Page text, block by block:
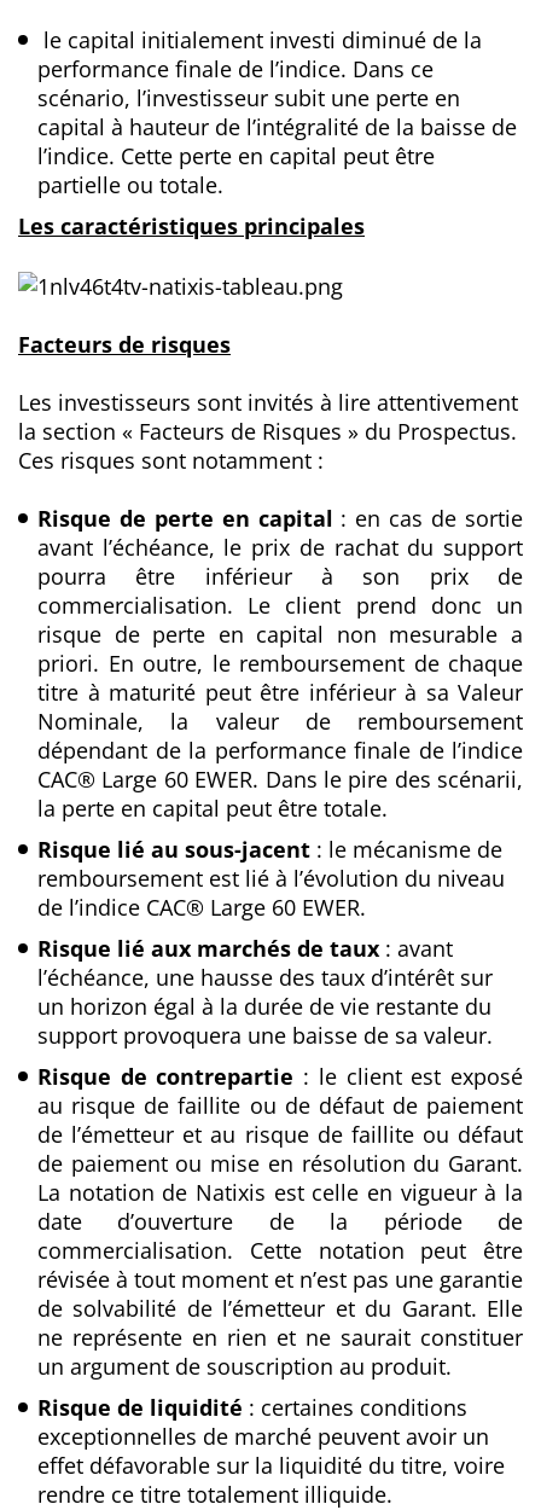
le capital initialement investi diminué de la
performance finale de l’indice. Dans ce
scénario, l’investisseur subit une perte en
capital à hauteur de l’intégralité de la baisse de
l’indice. Cette perte en capital peut être
partielle ou totale.
Les caractéristiques principales
Facteurs de risques
Les investisseurs sont invités à lire attentivement
la section « Facteurs de Risques » du Prospectus.
Ces risques sont notamment :
Risque de perte en capital : en cas de sortie
avant l’échéance, le prix de rachat du support
pourra être inférieur à son prix de
commercialisation. Le client prend donc un
risque de perte en capital non mesurable a
priori. En outre, le remboursement de chaque
titre à maturité peut être inférieur à sa Valeur
Nominale, la valeur de remboursement
dépendant de la performance finale de l’indice
CAC® Large 60 EWER. Dans le pire des scénarii,
la perte en capital peut être totale.
Risque lié au sous-jacent : le mécanisme de
remboursement est lié à l’évolution du niveau
de l’indice CAC® Large 60 EWER.
Risque lié aux marchés de taux : avant
l’échéance, une hausse des taux d’intérêt sur
un horizon égal à la durée de vie restante du
support provoquera une baisse de sa valeur.
Risque de contrepartie : le client est exposé
au risque de faillite ou de défaut de paiement
de l’émetteur et au risque de faillite ou défaut
de paiement ou mise en résolution du Garant.
La notation de Natixis est celle en vigueur à la
date d’ouverture de la période de
commercialisation. Cette notation peut être
révisée à tout moment et n’est pas une garantie
de solvabilité de l’émetteur et du Garant. Elle
ne représente en rien et ne saurait constituer
un argument de souscription au produit.
Risque de liquidité : certaines conditions
exceptionnelles de marché peuvent avoir un
effet défavorable sur la liquidité du titre, voire
rendre ce titre totalement illiquide.